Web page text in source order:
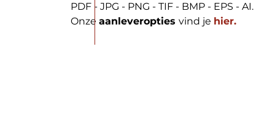
PDF - JPG - PNG - TIF - BMP - EPS - AI.
Onze aanleveropties vind je hier.